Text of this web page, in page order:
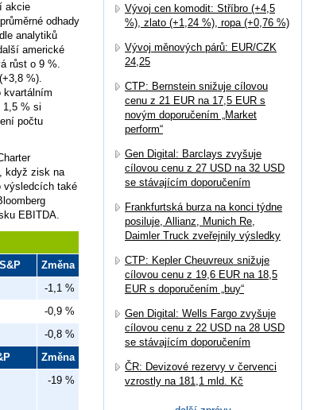
akcie
odhady
analytiků
americké
růst o 9 %.
(+3,8 %).
kvartálním
1,5 % si
počtu
když zisk na
výsledcích také
EBITDA.
Změna
-1,1 %
-0,9 %
-0,8 %
Změna
-19 %
Vývoj cen komodit: Stříbro (+4,5
%), zlato (+1,24 %), ropa (+0,76 %)
Vývoj měnových párů: EUR/CZK
24,25
CTP: Bernstein snižuje cílovou
cenu z 21 EUR na 17,5 EUR s
novým doporučením „Market
perform“
Gen Digital: Barclays zvyšuje
cílovou cenu z 27 USD na 32 USD
se stávajícím doporučením
Frankfurtská burza na konci týdne
posiluje, Allianz, Munich Re,
Daimler Truck zveřejnily výsledky
CTP: Kepler Cheuvreux snižuje
cílovou cenu z 19,6 EUR na 18,5
EUR s doporučením „buy“
Gen Digital: Wells Fargo zvyšuje
cílovou cenu z 22 USD na 28 USD
se stávajícím doporučením
ČR: Devizové rezervy v červenci
vzrostly na 181,1 mld. Kč